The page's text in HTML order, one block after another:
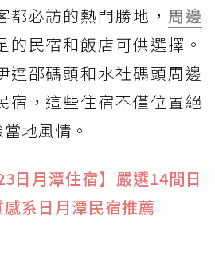
都必訪的熱門勝地， 周邊
的民宿和飯店可供選擇。
達邵碼頭和水社碼頭周邊
宿，這些住宿不僅位置絕
地風情。
日月潭住宿】嚴選14間日
系日月潭民宿推薦